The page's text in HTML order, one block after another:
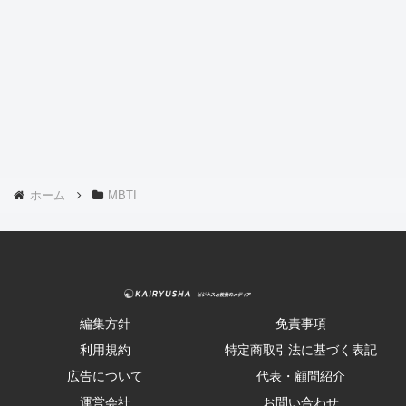
ホーム MBTI
編集方針
免責事項
利用規約
特定商取引法に基づく表記
広告について
代表・顧問紹介
運営会社
お問い合わせ